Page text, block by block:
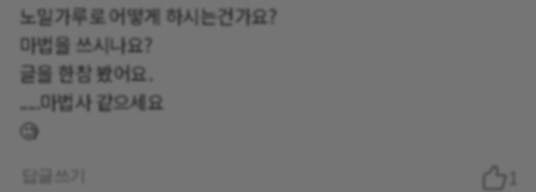
노밀가루로 어떻게 하시는건가요?
마법을 쓰시나요?
글을 한참 봤어요.
.....마법사 같으세요
🧐
1